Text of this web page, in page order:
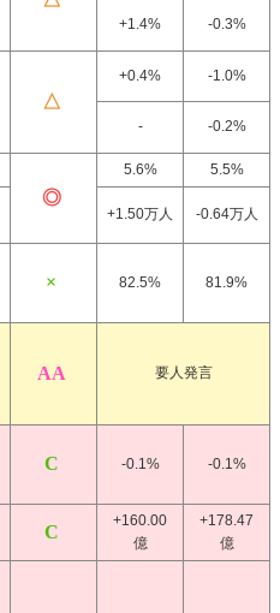
+1.4% -0.3%
+0.4% -1.0%
- -0.2%
5.6%
5.5%
+1.50万人 -0.64万人
82.5% 81.9%
要人発言
-0.1% -0.1%
+160.00
億
+178.47
億